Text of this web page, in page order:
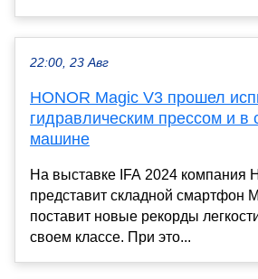
22:00, 23 Авг
HONOR Magic V3 прошел
гидравлическим прессом и в
машине
На выставке IFA 2024 компания
представит складной смартфон
поставит новые рекорды
своем классе. При это...